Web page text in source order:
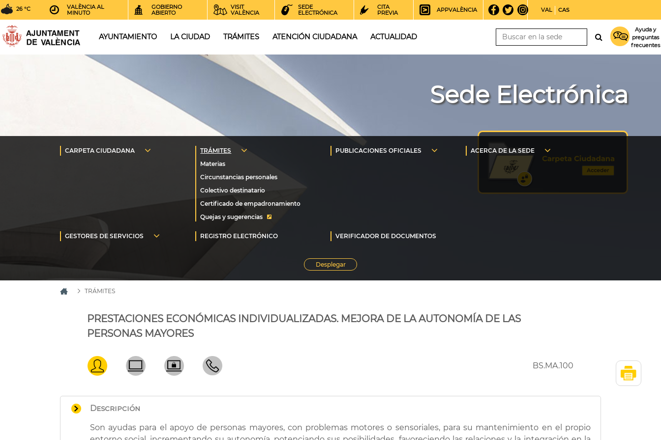
26 °C
VALÈNCIA AL
MINUTO
GOBIERNO
ABIERTO
VISIT
VALÈNCIA
SEDE
ELECTRÓNICA
CITA
PREVIA
APPVALÈNCIA VAL CAS
AYUNTAMIENTO LA CIUDAD TRÁMITES ATENCIÓN CIUDADANA ACTUALIDAD
Ayuda y
preguntas
frecuentes
Sede Electrónica
Quejas y sugerencias
TRÁMITES
PRESTACIONES ECONÓMICAS INDIVIDUALIZADAS. MEJORA DE LA AUTONOMÍA DE LAS
PERSONAS MAYORES
BS.MA.100
Descripción
Son ayudas para el apoyo de personas mayores, con problemas motores o sensoriales, para su mantenimiento en el propio